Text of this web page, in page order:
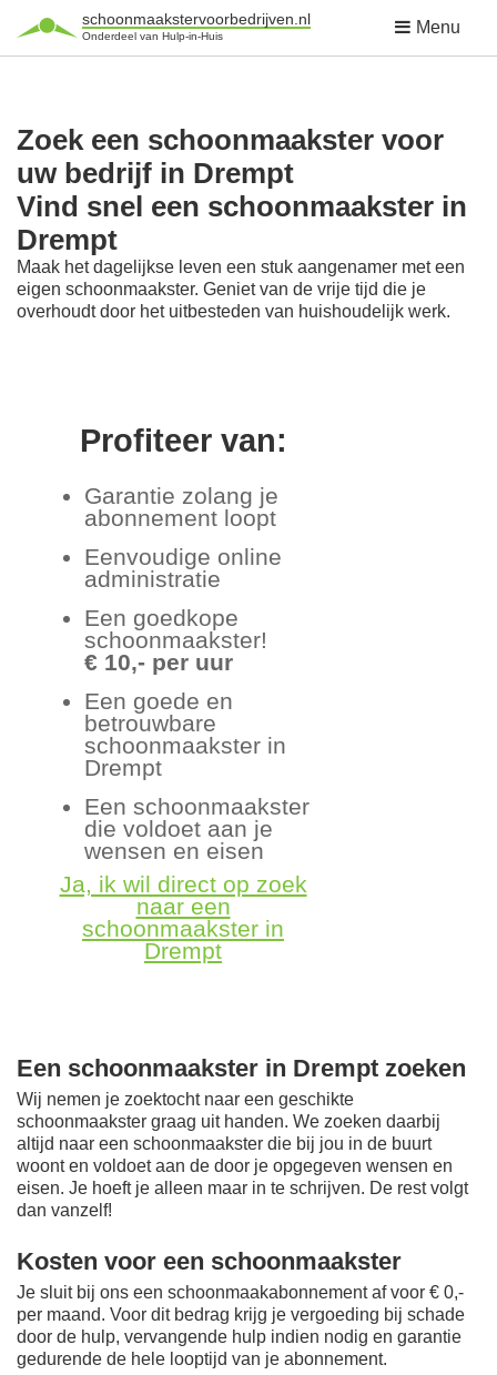
schoonmaakstervoorbedrijven.nl
Onderdeel van Hulp-in-Huis Menu
Zoek een schoonmaakster voor
uw bedrijf in Drempt
Vind snel een schoonmaakster in
Drempt
Maak het dagelijkse leven een stuk aangenamer met een
eigen schoonmaakster. Geniet van de vrije tijd die je
overhoudt door het uitbesteden van huishoudelijk werk.
Profiteer van:
Garantie zolang je
abonnement loopt
Eenvoudige online
administratie
Een goedkope
schoonmaakster!
€ 10,- per uur
Een goede en
betrouwbare
schoonmaakster in
Drempt
Een schoonmaakster
die voldoet aan je
wensen en eisen
Ja, ik wil direct op zoek
naar een
schoonmaakster in
Drempt
Een schoonmaakster in Drempt zoeken
Wij nemen je zoektocht naar een geschikte
schoonmaakster graag uit handen. We zoeken daarbij
altijd naar een schoonmaakster die bij jou in de buurt
woont en voldoet aan de door je opgegeven wensen en
eisen. Je hoeft je alleen maar in te schrijven. De rest volgt
dan vanzelf!
Kosten voor een schoonmaakster
Je sluit bij ons een schoonmaakabonnement af voor € 0,-
per maand. Voor dit bedrag krijg je vergoeding bij schade
door de hulp, vervangende hulp indien nodig en garantie
gedurende de hele looptijd van je abonnement.